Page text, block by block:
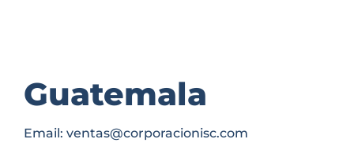
Guatemala
Email: ventas@corporacionisc.com